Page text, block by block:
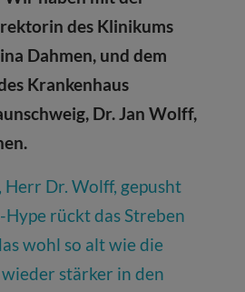
des Klinikums
Dahmen, und dem
Krankenhaus
Dr. Jan Wolff,
Herr Dr. Wolff, gepusht
rückt das Streben
wohl so alt wie die
stärker in den